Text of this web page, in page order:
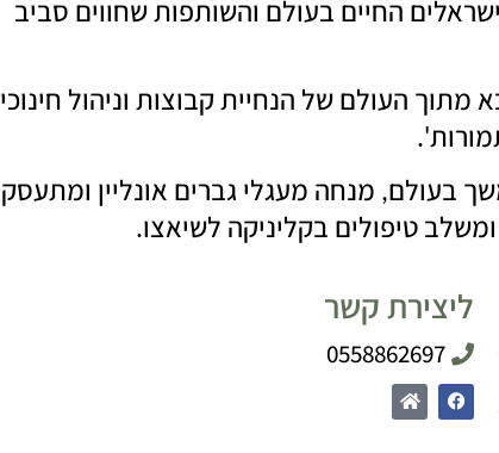
החיים בעולם והשותפות שחווים סביב
מתוך העולם של הנחיית קבוצות וניהול חינוכי
'.
בעולם, מנחה מעגלי גברים אונליין ומתעסק
טיפולים בקליניקה לשיאצו.
ליצירת קשר
0558862697